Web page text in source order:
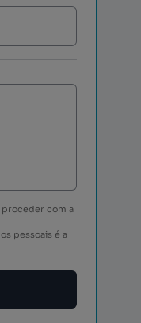
proceder com a
pessoais é a